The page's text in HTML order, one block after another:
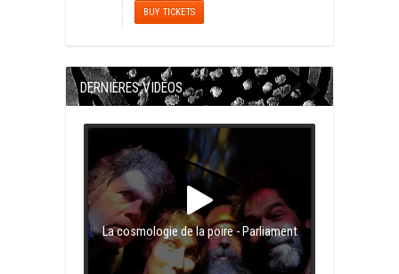
BUY TICKETS
DERNIÈRES VIDÉOS
La cosmologie de la poire - Parliament